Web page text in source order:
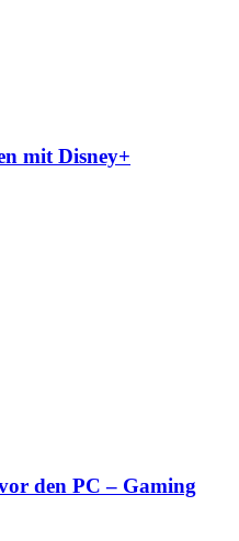
mit Disney+
den PC – Gaming